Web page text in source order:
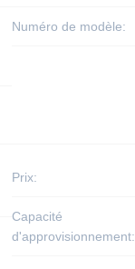
Numéro de modèle:
Prix:
Capacité
d'approvisionnement: